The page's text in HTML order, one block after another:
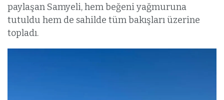
paylaşan Samyeli, hem beğeni yağmuruna
tutuldu hem de sahilde tüm bakışları üzerine
topladı.